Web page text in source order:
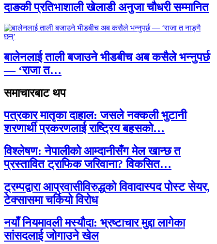
दाङकी प्रतिभाशाली खेलाडी अनुजा चौधरी सम्मानित
बालेनलाई ताली बजाउने भीडबीच अब कसैले भन्नुपर्छ
— ‘राजा त…
समाचारबाट थप
पत्रकार मातृका दाहाल: जसले नक्कली भुटानी
शरणार्थी प्रकरणलाई राष्ट्रिय बहसको…
विश्लेषण: नेपालीको आम्दानीसँग मेल खान्छ त
प्रस्तावित ट्राफिक जरिवाना? विकसित…
ट्रम्पद्वारा आप्रवासीविरुद्धको विवादास्पद पोस्ट सेयर,
टेक्सासमा चर्कियो विरोध
नयाँ नियमावली मस्यौदा: भ्रष्टाचार मुद्दा लागेका
सांसदलाई जोगाउने खेल